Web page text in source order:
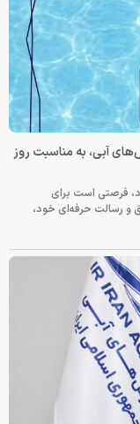
آبی، به مناسبت روز
روایتگران تلاش و پیشرفت ۱۷ مرداد، فرصتی است برای
و رسالت حرفه‌ای خود،